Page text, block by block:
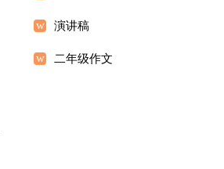
演讲稿
二年级作文